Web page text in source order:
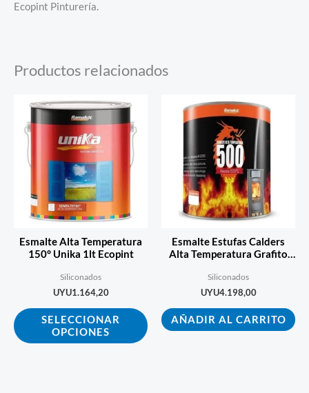
Ecopint Pinturería.
Productos relacionados
Esmalte Alta Temperatura
150° Unika 1lt Ecopint
Siliconados
UYU1.164,20
SELECCIONAR
OPCIONES
producto
múltiples
variantes.
opciones
pueden
página
Esmalte Estufas Calders
Alta Temperatura Grafito
Siliconados
UYU4.198,00
AÑADIR AL CARRITO